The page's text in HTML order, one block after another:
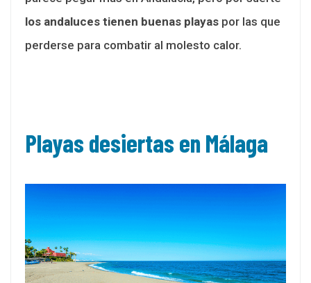
los andaluces tienen buenas playas por las que
perderse para combatir al molesto calor.
Playas desiertas en Málaga